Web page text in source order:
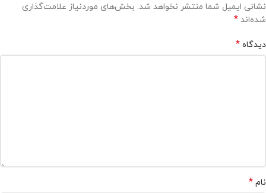
نشانی ایمیل شما منتشر نخواهد شد. بخش‌های موردنیاز علامت‌گذاری
شده‌اند *
دیدگاه *
نام *